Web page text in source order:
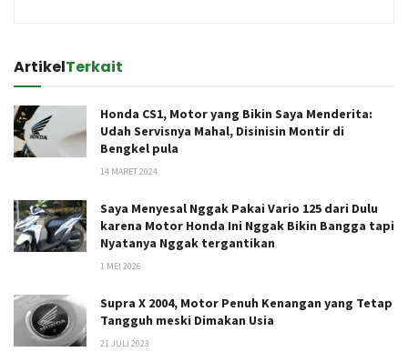
ArtikelTerkait
Honda CS1, Motor yang Bikin Saya Menderita:
Udah Servisnya Mahal, Disinisin Montir di
Bengkel pula
14 MARET 2024
Saya Menyesal Nggak Pakai Vario 125 dari Dulu
karena Motor Honda Ini Nggak Bikin Bangga tapi
Nyatanya Nggak tergantikan
1 MEI 2026
Supra X 2004, Motor Penuh Kenangan yang Tetap
Tangguh meski Dimakan Usia
21 JULI 2023